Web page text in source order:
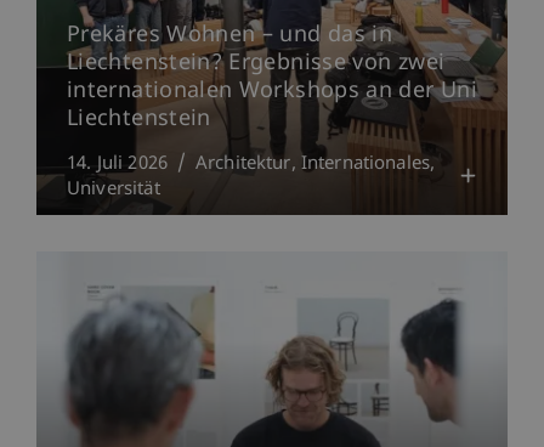
Prekäres Wohnen – und das in
Liechtenstein? Ergebnisse von zwei
internationalen Workshops an der Uni
Liechtenstein
14. Juli 2026 Architektur Internationales
Universität